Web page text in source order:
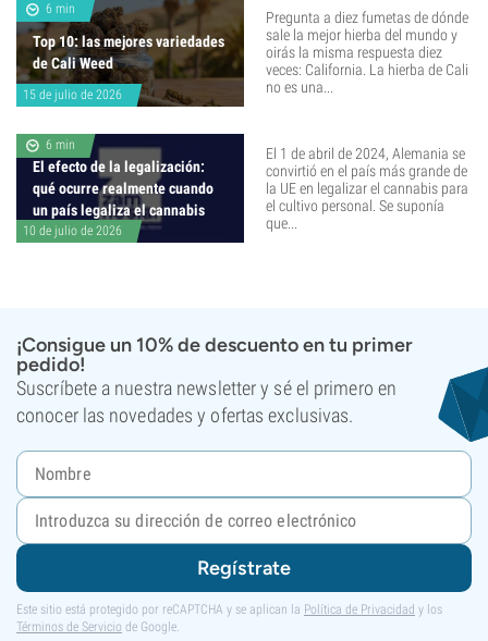
6 min
Top 10: las mejores variedades
de Cali Weed
15 de julio de 2026
Pregunta a diez fumetas de dónde
sale la mejor hierba del mundo y
oirás la misma respuesta diez
veces: California. La hierba de Cali
no es una...
6 min
El efecto de la legalización:
qué ocurre realmente cuando
un país legaliza el cannabis
10 de julio de 2026
El 1 de abril de 2024, Alemania se
convirtió en el país más grande de
la UE en legalizar el cannabis para
el cultivo personal. Se suponía
que...
¡Consigue un 10% de descuento en tu primer
pedido!
Suscríbete a nuestra newsletter y sé el primero en
conocer las novedades y ofertas exclusivas.
Regístrate
Este sitio está protegido por reCAPTCHA y se aplican la Política de Privacidad y los
Términos de Servicio de Google.